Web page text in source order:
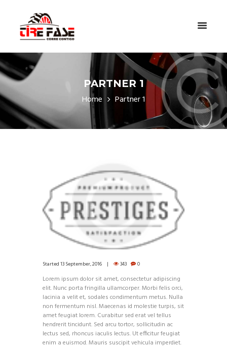
PARTNER 1
Home Partner 1
Started13 September, 2016 343 0
Lorem ipsum dolor sit amet, consectetur adipiscing
elit. Nunc porta fringilla ullamcorper. Morbi felis orci,
lacinia a velit et, sodales condimentum metus. Nulla
non fermentum nisl. Maecenas id molestie turpis, sit
amet feugiat lorem. Curabitur sed erat vel tellus
hendrerit tincidunt. Sed arcu tortor, sollicitudin ac
lectus sed, rhoncus iaculis lectus. Ut efficitur feugiat
enim a euismod. Mauris suscipit vehicula imperdiet.